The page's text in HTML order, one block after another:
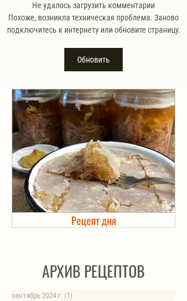
Ленивые пирожки с яйцом и
зеленым луком
Не удалось загрузить комментарии
Похоже, возникла техническая проблема. Заново
подключитесь к интернету или обновите страницу.
Обновить
Рецепт дня
Холодец в банке. Автоклав
АРХИВ РЕЦЕПТОВ
сентябрь 2024 г. (1)